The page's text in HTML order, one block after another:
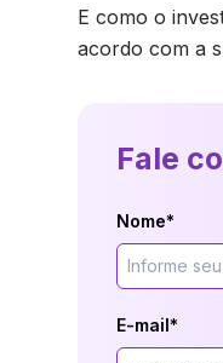
E como o
acordo com a
Fale
Nome*
E-mail*